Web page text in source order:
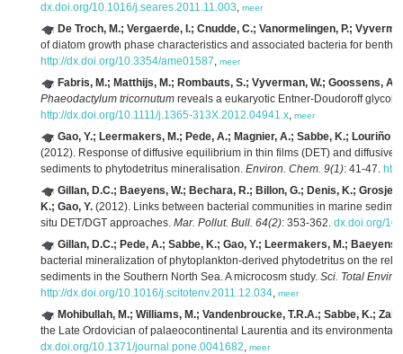
dx.doi.org/10.1016/j.seares.2011.11.003, meer
De Troch, M.; Vergaerde, I.; Cnudde, C.; Vanormelingen, P.;
of diatom growth phase characteristics and associated bacteria for
http://dx.doi.org/10.3354/ame01587, meer
Fabris, M.; Matthijs, M.; Rombauts, S.; Vyverman, W.; Goossens, A.;
Phaeodactylum tricornutum reveals a eukaryotic Entner-Doudoroff
http://dx.doi.org/10.1111/j.1365-313X.2012.04941.x, meer
Gao, Y.; Leermakers, M.; Pede, A.; Magnier, A.; Sabbe, K.; Louriño
(2012). Response of diffusive equilibrium in thin films (DET) and diffusive
sediments to phytodetritus mineralisation. Environ. Chem. 9(1): 41-47.
Gillan, D.C.; Baeyens, W.; Bechara, R.; Billon, G.; Denis, K.;
K.; Gao, Y. (2012). Links between bacterial communities in marine
situ DET/DGT approaches. Mar. Pollut. Bull. 64(2): 353-362. dx.doi.org/
Gillan, D.C.; Pede, A.; Sabbe, K.; Gao, Y.; Leermakers, M.;
bacterial mineralization of phytoplankton-derived phytodetritus on the
sediments in the Southern North Sea. A microcosm study. Sci. Total
http://dx.doi.org/10.1016/j.scitotenv.2011.12.034, meer
Mohibullah, M.; Williams, M.; Vandenbroucke, T.R.A.; Sabbe, K.;
the Late Ordovician of palaeocontinental Laurentia and its
dx.doi.org/10.1371/journal.pone.0041682, meer